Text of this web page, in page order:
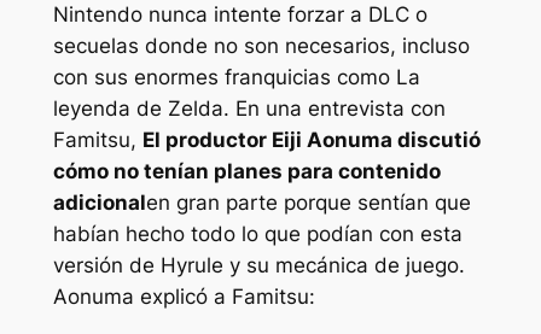
Nintendo nunca intente forzar a DLC o
secuelas donde no son necesarios, incluso
con sus enormes franquicias comoLa
leyenda de Zelda. En una entrevista con
Famitsu, El productor Eiji Aonuma discutió
cómo no tenían planes para contenido
adicionalen gran parte porque sentían que
habían hecho todo lo que podían con esta
versión de Hyrule y su mecánica de juego.
Aonuma explicó a Famitsu: